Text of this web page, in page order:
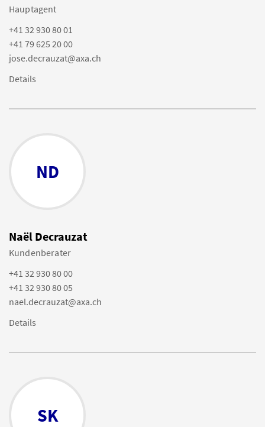
Hauptagent
+41 32 930 80 01
+41 79 625 20 00
jose.decrauzat@axa.ch
Details
ND
Naël Decrauzat
Kundenberater
+41 32 930 80 00
+41 32 930 80 05
nael.decrauzat@axa.ch
Details
SK